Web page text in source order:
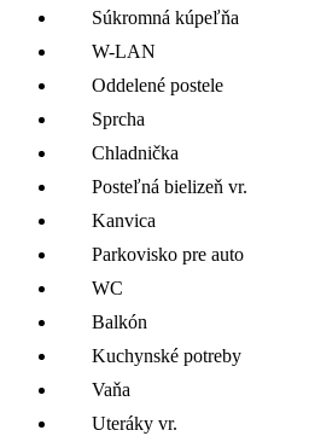
Súkromná kúpeľňa
W-LAN
Oddelené postele
Sprcha
Chladnička
Posteľná bielizeň vr.
Kanvica
Parkovisko pre auto
WC
Balkón
Kuchynské potreby
Vaňa
Uteráky vr.